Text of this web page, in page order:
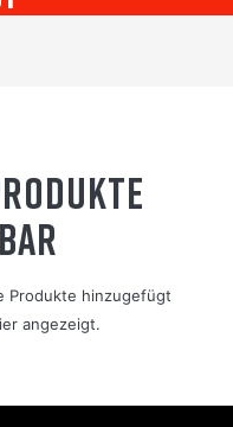
Produkte hinzugefügt
angezeigt.